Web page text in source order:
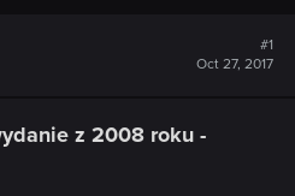
#1
Oct 27, 2017
z 2008 roku -